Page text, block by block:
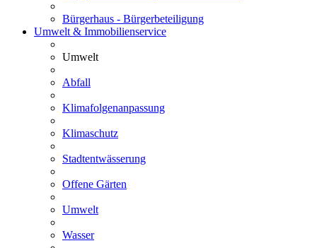
Bürgerhaus - Bürgerbeteiligung
Umwelt & Immobilienservice
Umwelt
Abfall
Klimafolgenanpassung
Klimaschutz
Stadtentwässerung
Offene Gärten
Umwelt
Wasser